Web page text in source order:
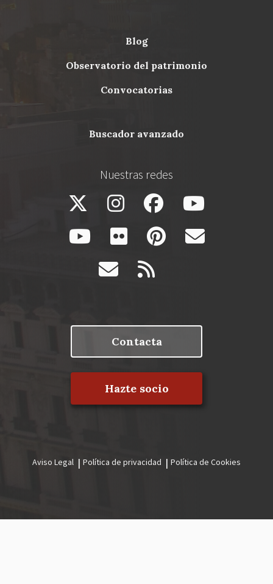
Menu
blog
observatorio del patrimonio
convocatorias
buscador avanzado
Nuestras redes
Contacta
Hazte socio
legal
Aviso Legal Política de privacidad Política de Cookies